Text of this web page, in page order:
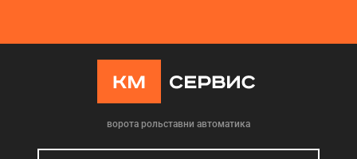
ворота рольставни автоматика